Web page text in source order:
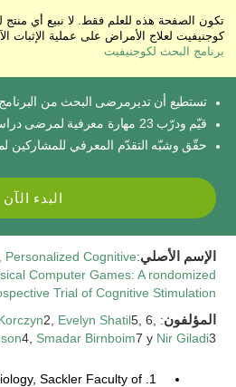
تكون الصفحة هذه للعلم فقط. لا نبيع أي منتج
كوجنيفيت لعلاج الأمراض على عملية الإثبات
برنامج البحث لكوجنيفيت
تستطيع أن تديرمرضى البحث من البرنامج
قيّم ودرّب 23 مهارة معرفية لمرضى دراستك
حقّق وشبّه التقدّم المعرفي للمشاركين
البدء الآن
الإسم الأصلي:
Cognitive
Computer Games: A rondomized
Trial of Cognitive Stimulation
المؤلفون:
2, Evelyn Shatil5, 6,
4, Smadar Birnboim7 y Nir Giladi3.
Sackler Faculty of